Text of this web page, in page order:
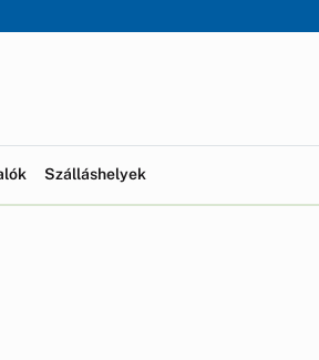
Szálláshelyek